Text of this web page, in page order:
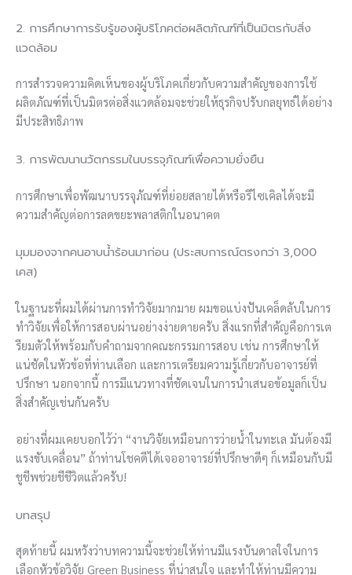
2. การศึกษาการรับรู้ของผู้บริโภคต่อผลิตภัณฑ์ที่เป็นมิตรกับสิ่ง
แวดล้อม
การสำรวจความคิดเห็นของผู้บริโภคเกี่ยวกับความสำคัญของการใช้
ผลิตภัณฑ์ที่เป็นมิตรต่อสิ่งแวดล้อมจะช่วยให้ธุรกิจปรับกลยุทธ์ได้อย่าง
มีประสิทธิภาพ
3. การพัฒนานวัตกรรมในบรรจุภัณฑ์เพื่อความยั่งยืน
การศึกษาเพื่อพัฒนาบรรจุภัณฑ์ที่ย่อยสลายได้หรือรีไซเคิลได้จะมี
ความสำคัญต่อการลดขยะพลาสติกในอนาคต
มุมมองจากคนอาบน้ำร้อนมาก่อน (ประสบการณ์ตรงกว่า 3,000
เคส)
ในฐานะที่ผมได้ผ่านการทำวิจัยมากมาย ผมขอแบ่งปันเคล็ดลับในการ
ทำวิจัยเพื่อให้การสอบผ่านอย่างง่ายดายครับ สิ่งแรกที่สำคัญคือการเต
รียมตัวให้พร้อมกับคำถามจากคณะกรรมการสอบ เช่น การศึกษาให้
แน่ชัดในหัวข้อที่ท่านเลือก และการเตรียมความรู้เกี่ยวกับอาจารย์ที่
ปรึกษา นอกจากนี้ การมีแนวทางที่ชัดเจนในการนำเสนอข้อมูลก็เป็น
สิ่งสำคัญเช่นกันครับ
อย่างที่ผมเคยบอกไว้ว่า “งานวิจัยเหมือนการว่ายน้ำในทะเล มันต้องมี
แรงขับเคลื่อน” ถ้าท่านโชคดีได้เจออาจารย์ที่ปรึกษาดีๆ ก็เหมือนกับมี
ชูชีพช่วยชีชีวิตแล้วครับ!
บทสรุป
สุดท้ายนี้ ผมหวังว่าบทความนี้จะช่วยให้ท่านมีแรงบันดาลใจในการ
เลือกหัวข้อวิจัย Green Business ที่น่าสนใจ และทำให้ท่านมีความ